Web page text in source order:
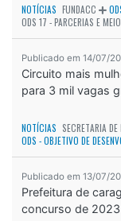
NOTÍCIAS FUNDACC
ODS 17 - PARCERIAS E
Publicado em 14/07/
Circuito mais
para 3 mil vagas
NOTÍCIAS SECRETARIA
ODS - OBJETIVO DE
Publicado em 13/07/
Prefeitura de
concurso de